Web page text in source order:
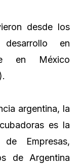
desde los
en
en México
argentina, la
es la
Empresas,
de Argentina